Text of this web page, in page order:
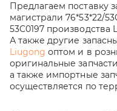
Предлагаем поставку
магистрали 76*53*22/
53C0197 производства
А также другие
Liugong оптом и в
оригинальные
а также импортные
осуществляется по